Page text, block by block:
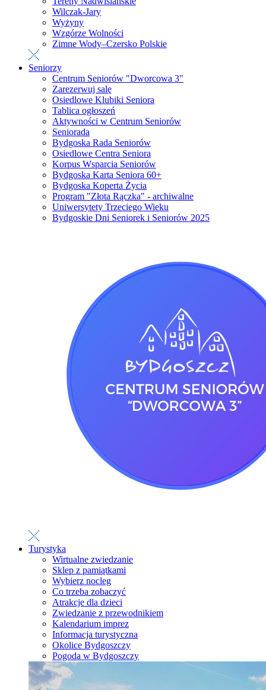
Wilczak-Jary
Wyżyny
Wzgórze Wolności
Zimne Wody–Czersko Polskie
Seniorzy
Centrum Seniorów "Dworcowa 3"
Zarezerwuj salę
Osiedlowe Klubiki Seniora
Tablica ogłoszeń
Aktywności w Centrum Seniorów
Seniorada
Bydgoska Rada Seniorów
Osiedlowe Centra Seniora
Korpus Wsparcia Seniorów
Bydgoska Karta Seniora 60+
Bydgoska Koperta Życia
Program "Złota Rączka" - archiwalne
Uniwersytety Trzeciego Wieku
Bydgoskie Dni Seniorek i Seniorów 2025
Turystyka
Wirtualne zwiedzanie
Sklep z pamiątkami
Wybierz nocleg
Co trzeba zobaczyć
Atrakcje dla dzieci
Zwiedzanie z przewodnikiem
Kalendarium imprez
Informacja turystyczna
Okolice Bydgoszczy
Pogoda w Bydgoszczy